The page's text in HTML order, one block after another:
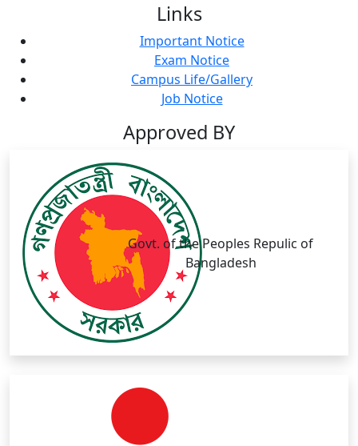
Links
Important Notice
Exam Notice
Campus Life/Gallery
Job Notice
Approved BY
Govt. of the Peoples Repulic of
Bangladesh